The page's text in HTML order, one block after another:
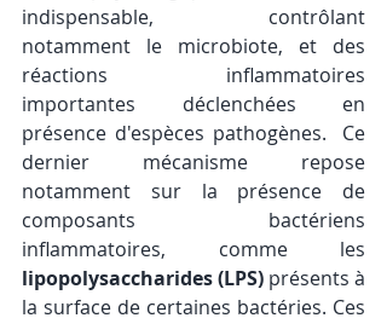
indispensable, contrôlant
notamment le microbiote, et des
réactions inflammatoires
importantes déclenchées en
présence d'espèces pathogènes.  Ce
dernier mécanisme repose
notamment sur la présence de
composants bactériens
lipopolysaccharides (LPS) présents à
la surface de certaines bactéries. Ces